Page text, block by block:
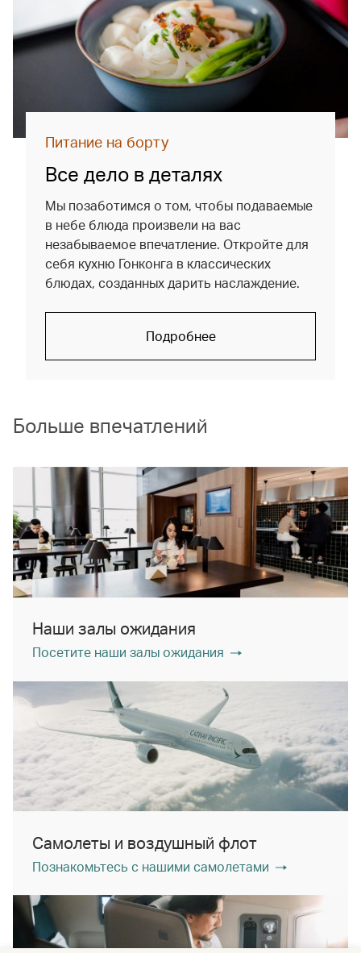
Питание на борту
Все дело в деталях
Мы позаботимся о том, чтобы подаваемые
в небе блюда произвели на вас
незабываемое впечатление. Откройте для
себя кухню Гонконга в классических
блюдах, созданных дарить наслаждение.
Подробнее
Больше впечатлений
Наши залы ожидания
Посетите наши залы ожидания
Самолеты и воздушный флот
Познакомьтесь с нашими самолетами